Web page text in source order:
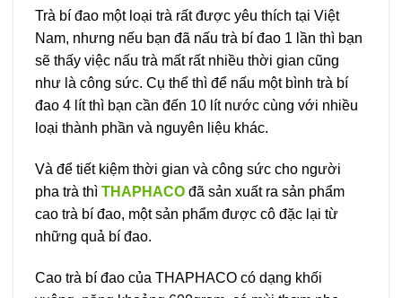
Trà bí đao một loại trà rất được yêu thích tại Việt
Nam, nhưng nếu bạn đã nấu trà bí đao 1 lần thì bạn
sẽ thấy việc nấu trà mất rất nhiều thời gian cũng
như là công sức. Cụ thể thì để nấu một bình trà bí
đao 4 lít thì bạn cần đến 10 lít nước cùng với nhiều
loại thành phần và nguyên liệu khác.
Và để tiết kiệm thời gian và công sức cho người
pha trà thì THAPHACO đã sản xuất ra sản phẩm
cao trà bí đao, một sản phẩm được cô đặc lại từ
những quả bí đao.
Cao trà bí đao của THAPHACO có dạng khối